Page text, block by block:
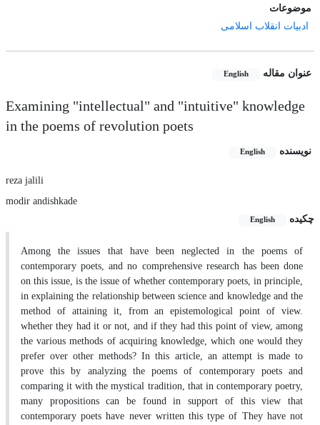
موضوعات
ادبیات انقلاب اسلامی
عنوان مقاله English
Examining "intellectual" and "intuitive" knowledge
in the poems of revolution poets
نویسنده English
reza jalili
modir andishkade
چکیده
English
Among the issues that have been neglected in the poems of
contemporary poets, and no comprehensive research has been done
on this issue, is the issue of whether contemporary poets, in principle,
in explaining the relationship between science and knowledge and the
method of attaining it, from an epistemological point of view.
whether they had it or not, and if they had this point of view, among
the various methods of acquiring knowledge, which one would they
prefer over other methods? In this article, an attempt is made to
prove this by analyzing the poems of contemporary poets and
comparing it with the mystical tradition, that in contemporary poetry,
many propositions can be found in support of this view that
contemporary poets have never written this type of They have not